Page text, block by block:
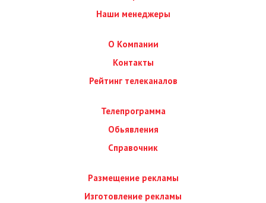
Наши менеджеры
О Компании
Контакты
Рейтинг телеканалов
Телепрограмма
Обьявления
Справочник
Размещение рекламы
Изготовление рекламы